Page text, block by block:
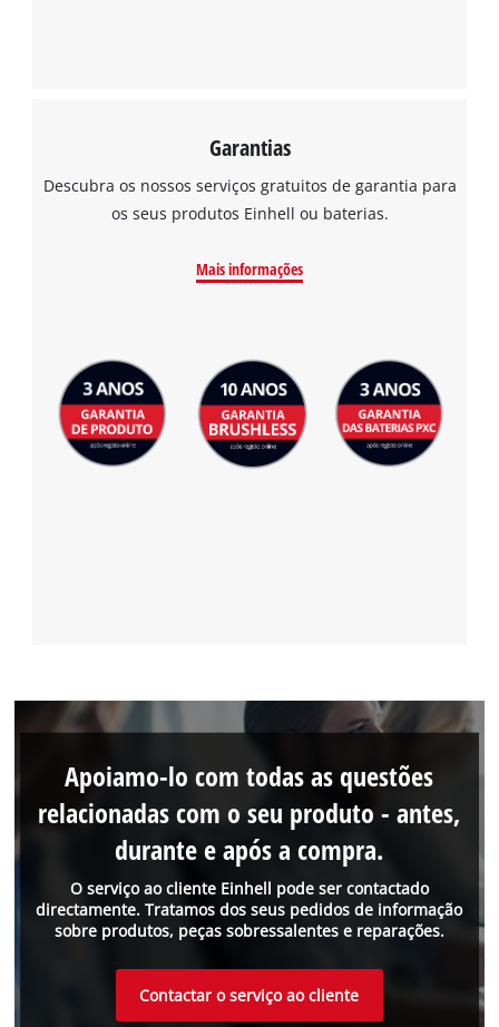
Garantias
Descubra os nossos serviços gratuitos de garantia para
os seus produtos Einhell ou baterias.
Mais informações
O serviço ao cliente Einhell pode ser contactado
directamente. Tratamos dos seus pedidos de informação
sobre produtos, peças sobressalentes e reparações.
Apoiamo-lo com todas as questões
relacionadas com o seu produto - antes,
durante e após a compra.
Contactar o serviço ao cliente